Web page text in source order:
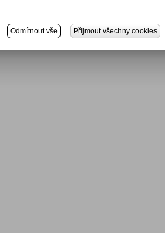
Odmítnout vše Přijmout všechny cookies